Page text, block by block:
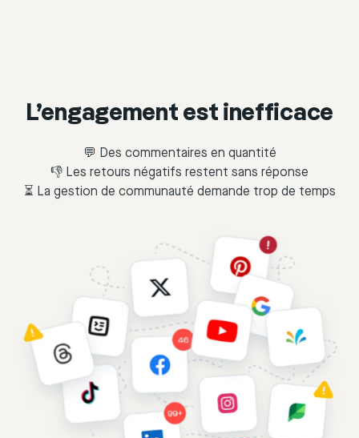
L’engagement est inefficace
💬 Des commentaires en quantité
👎 Les retours négatifs restent sans réponse
⏳ La gestion de communauté demande trop de temps